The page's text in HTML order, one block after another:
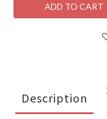
ADD TO CART
Description